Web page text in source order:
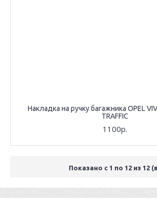
Накладка на ручку багажника OPEL
TRAFFIC
1100р.
Показано с 1 по 12 из 12